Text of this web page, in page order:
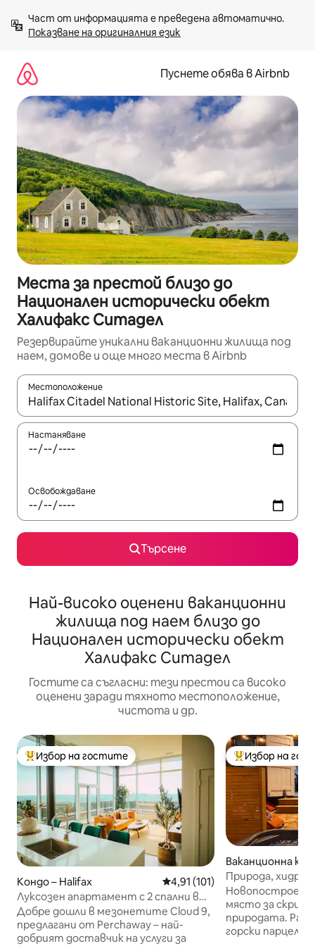
към
съдържанието
Показване на оригиналния език
Пуснете обява в Airbnb
Места за престой близо до
Национален исторически обект
Халифакс Ситадел
Резервирайте уникални ваканционни жилища под
наем, домове и още много места в Airbnb
Местоположение
Когато резултатите се покажат, използвайте
Настаняване
Освобождаване
Търсене
Най-високо оценени ваканционни
жилища под наем близо до
Национален исторически обект
Халифакс Ситадел
Гостите са съгласни: тези престои са високо
оценени заради тяхното местоположение,
чистота и др.
Най-популярен избор на гостите
Избор на гостите
Кондо – Halifax Средна оценка: 4,91 от 5,
4,91 (101)
Луксозен апартамент с 2 спални в
центъра на Халифакс!
Добре дошли в мезонетите Cloud 9,
предлагани от Perchaway – най-
добрият доставчик на услуги за
Най-популярен
Избор на
Ваканционна
ng Cove
Природа,
пътеки, огнище,
Новопостроено
място за
природата.
горски парцел